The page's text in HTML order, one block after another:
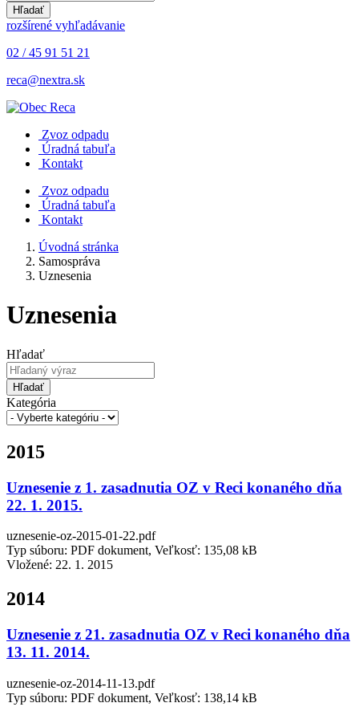
Hľadať
rozšírené vyhľadávanie
02 / 45 91 51 21
reca@nextra.sk
Zvoz odpadu
Úradná tabuľa
Kontakt
Zvoz odpadu
Úradná tabuľa
Kontakt
Úvodná stránka
Samospráva
Uznesenia
Uznesenia
Hľadať
Hľadať
Kategória
2015
Uznesenie z 1. zasadnutia OZ v Reci konaného dňa
22. 1. 2015.
uznesenie-oz-2015-01-22.pdf
Typ súboru: PDF dokument, Veľkosť: 135,08 kB
Vložené: 22. 1. 2015
2014
Uznesenie z 21. zasadnutia OZ v Reci konaného dňa
13. 11. 2014.
uznesenie-oz-2014-11-13.pdf
Typ súboru: PDF dokument, Veľkosť: 138,14 kB